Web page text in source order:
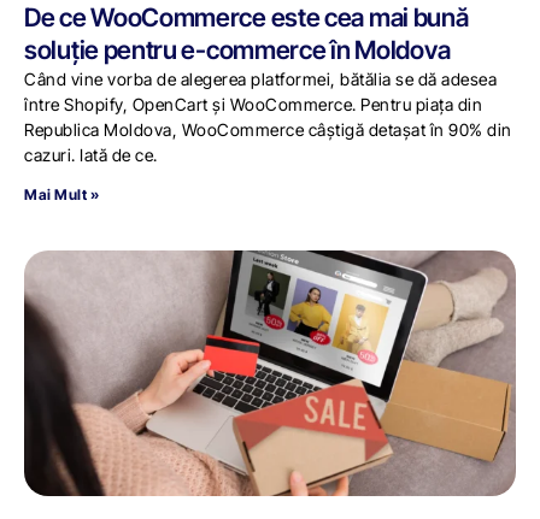
De ce WooCommerce este cea mai bună
soluție pentru e-commerce în Moldova
Când vine vorba de alegerea platformei, bătălia se dă adesea
între Shopify, OpenCart și WooCommerce. Pentru piața din
Republica Moldova, WooCommerce câștigă detașat în 90% din
cazuri. Iată de ce.
Mai Mult »